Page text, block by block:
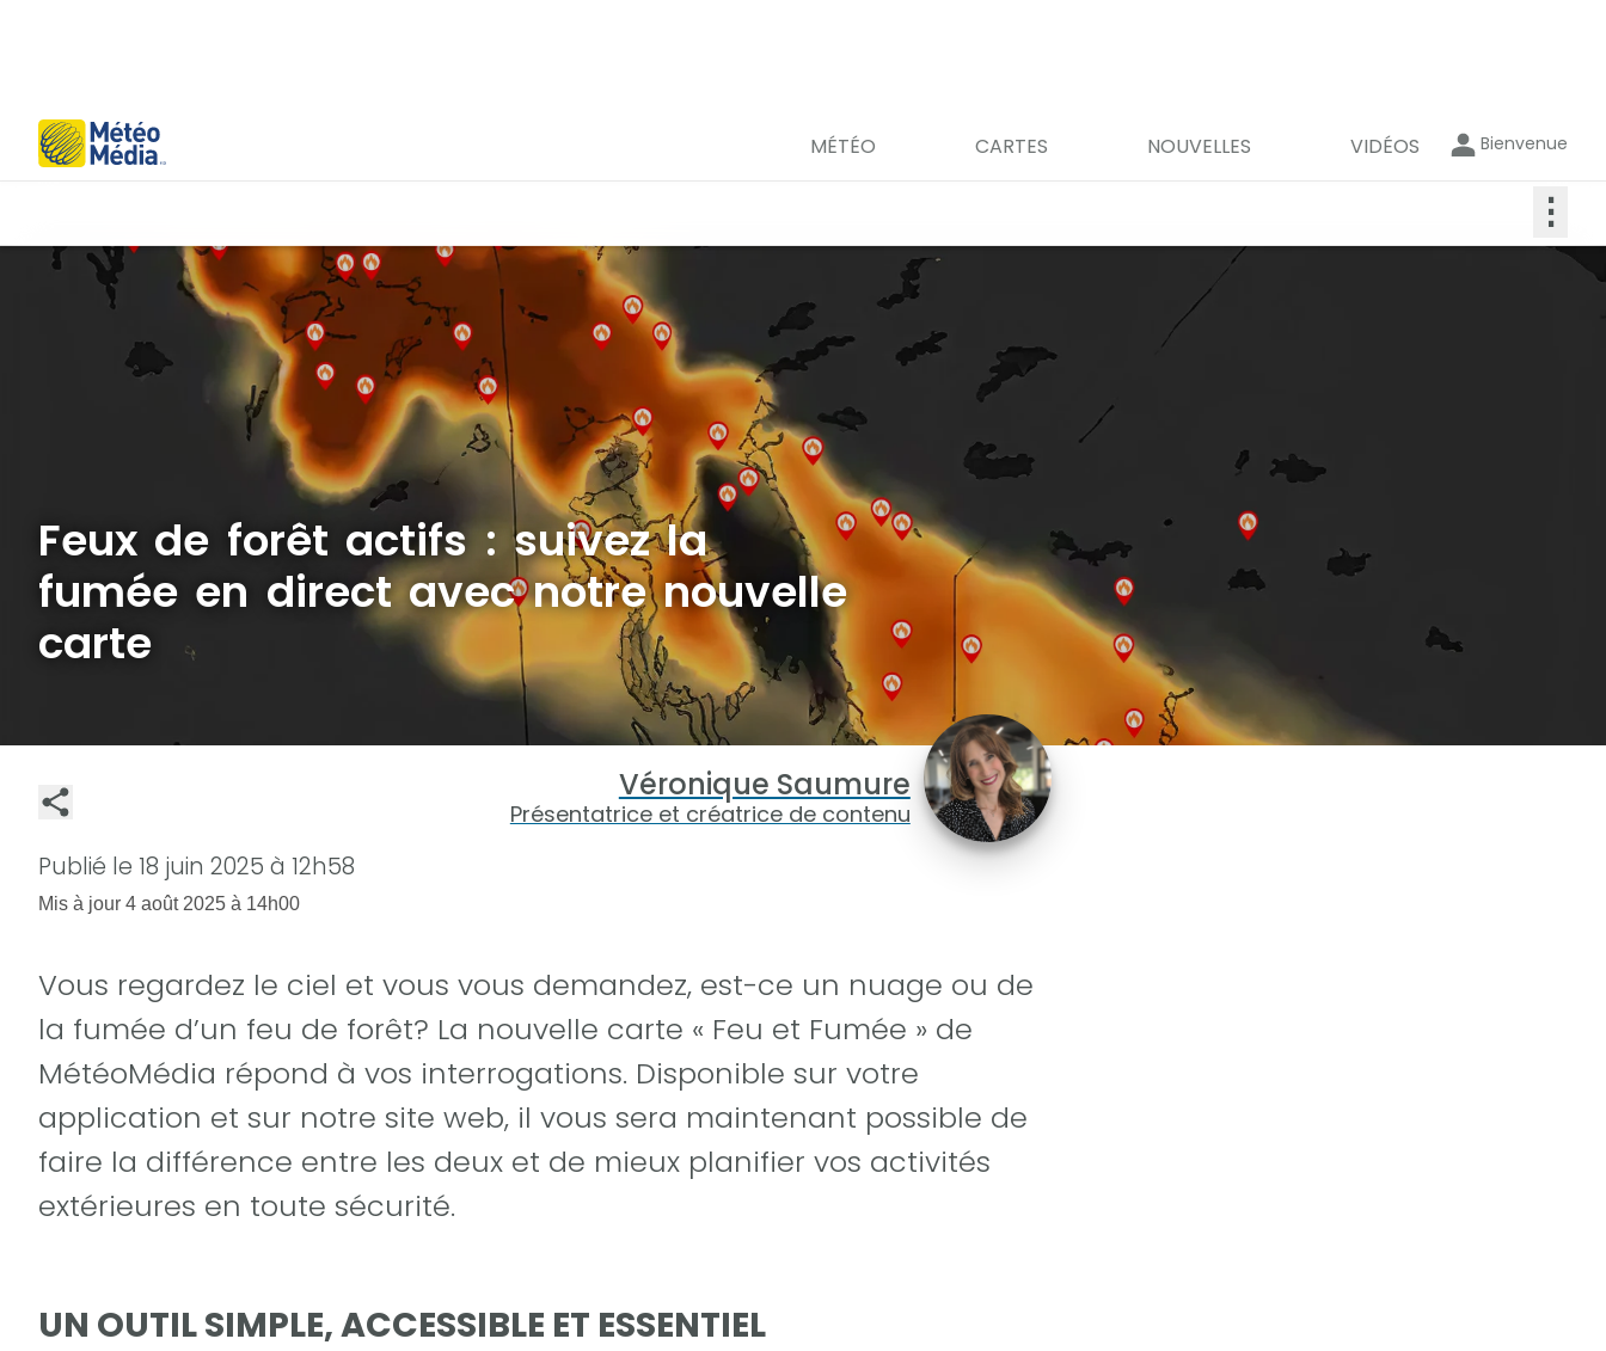
MÉTÉO CARTES NOUVELLES VIDÉOS Bienvenue
⋮
Feux de forêt actifs : suivez la
fumée en direct avec notre nouvelle
carte
Véronique Saumure
Présentatrice et créatrice de contenu
Publié le 18 juin 2025 à 12h58
Mis à jour 4 août 2025 à 14h00
Vous regardez le ciel et vous vous demandez, est-ce un nuage ou de
la fumée d’un feu de forêt? La nouvelle carte « Feu et Fumée » de
MétéoMédia répond à vos interrogations. Disponible sur votre
application et sur notre site web, il vous sera maintenant possible de
faire la différence entre les deux et de mieux planifier vos activités
extérieures en toute sécurité.
UN OUTIL SIMPLE, ACCESSIBLE ET ESSENTIEL